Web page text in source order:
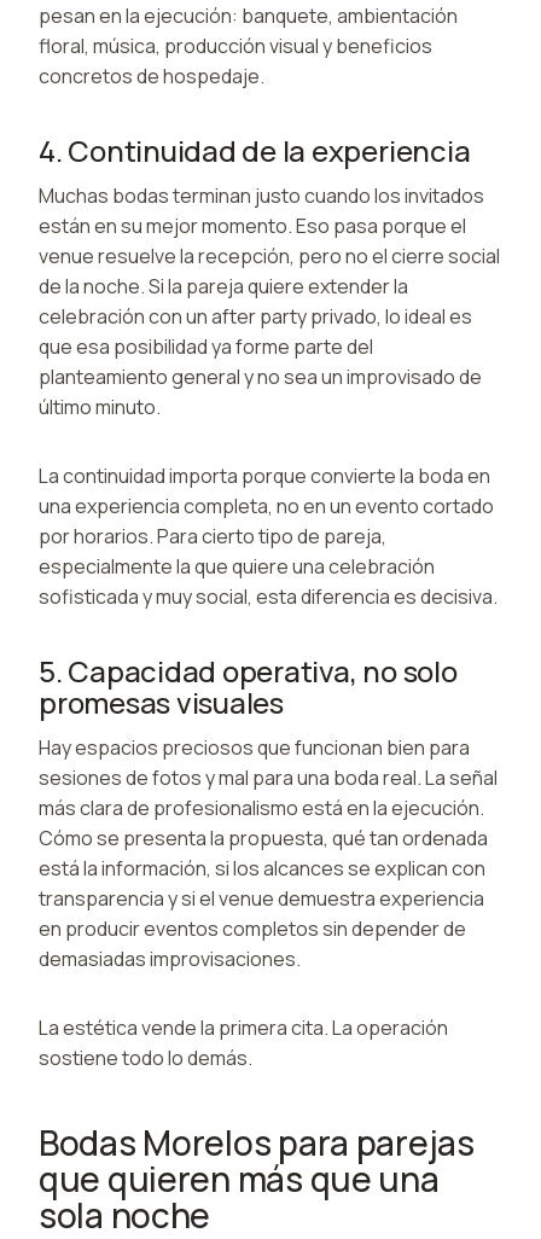
pesan en la ejecución: banquete, ambientación
floral, música, producción visual y beneficios
concretos de hospedaje.
4. Continuidad de la experiencia
Muchas bodas terminan justo cuando los invitados
están en su mejor momento. Eso pasa porque el
venue resuelve la recepción, pero no el cierre social
de la noche. Si la pareja quiere extender la
celebración con un after party privado, lo ideal es
que esa posibilidad ya forme parte del
planteamiento general y no sea un improvisado de
último minuto.
La continuidad importa porque convierte la boda en
una experiencia completa, no en un evento cortado
por horarios. Para cierto tipo de pareja,
especialmente la que quiere una celebración
sofisticada y muy social, esta diferencia es decisiva.
5. Capacidad operativa, no solo
promesas visuales
Hay espacios preciosos que funcionan bien para
sesiones de fotos y mal para una boda real. La señal
más clara de profesionalismo está en la ejecución.
Cómo se presenta la propuesta, qué tan ordenada
está la información, si los alcances se explican con
transparencia y si el venue demuestra experiencia
en producir eventos completos sin depender de
demasiadas improvisaciones.
La estética vende la primera cita. La operación
sostiene todo lo demás.
Bodas Morelos para parejas
que quieren más que una
sola noche